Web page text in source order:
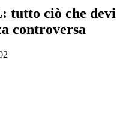
tutto ciò che devi
controversa